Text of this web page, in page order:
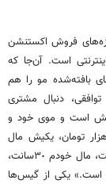
فروش اکستنشن
است. آن‌جا که
بافته‌شده مو را هم
دنبال مشتری
یکی از همین آگهی‌دهندگان است. ٢٩سالش است و موی خود و
خواهرش را آگهی کرده: «هر دو با هم یک‌میلیون و ٥٠٠هزار تومان، یکیش مال
خودم است ،دیگری مال خواهرم. گیس‌ها حجمش زیاد است، مال خودم ٣٠سانت،
طبیعی است.» یکی از گیس‌ها